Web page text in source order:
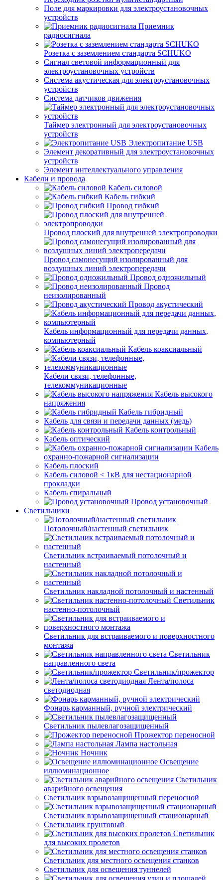
Поле для маркировки для электроустановочных
устройств
Приемник
радиосигнала
Розетка с заземлением стандарта SCHUKO
Сигнал световой информационный для
электроустановочных устройств
Система акустическая для электроустановочных
устройств
Система датчиков движения
Таймер электронный для электроустановочных
устройств
Электропитание USB
Элемент декоративный для электроустановочных
устройств
Элемент интеллектуального управления
Кабели и провода
Кабель силовой
Кабель гибкий
Провод гибкий
Провод плоский для внутренней электропроводки
Провод самонесущий изолированный для
воздушных линий электропередачи
Провод одножильный
Провод
неизолированный
Провод акустический
Кабель информационный для передачи данных,
компьютерный
Кабель коаксиальный
Кабели связи, телефонные,
телекоммуникационные
Кабель высокого
напряжения
Кабель гибридный
Кабель для связи и передачи данных (медь)
Кабель контрольный
Кабель оптический
Кабель
охранно-пожарной сигнализации
Кабель плоский
Кабель силовой < 1кВ для нестационарной
прокладки
Кабель спиральный
Провод установочный
Светильники
Потолочный/настенный светильник
Светильник встраиваемый потолочный и
настенный
Светильник накладной потолочный и настенный
Светильник
настенно-потолочный
Светильник для встраиваемого и поверхностного
монтажа
Светильник
направленного света
Светильник/прожектор
Лента/полоса
светодиодная
Фонарь карманный, ручной электрический
Светильник пылевлагозащищенный
Прожектор переносной
Лампа настольная
Ночник
Освещение
иллюминационное
Светильник
аварийного освещения
Светильник взрывозащищенный переносной
Светильник взрывозащищенный стационарный
Светильник грунтовый
Светильник
для высоких пролетов
Светильник для местного освещения станков
Светильник для освещения туннелей